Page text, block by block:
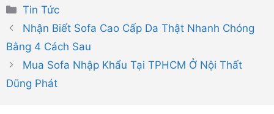
Danh
mục
Tin Tức
Nhận Biết Sofa Cao Cấp Da Thật Nhanh Chóng
Bằng 4 Cách Sau
Mua Sofa Nhập Khẩu Tại TPHCM Ở Nội Thất
Dũng Phát